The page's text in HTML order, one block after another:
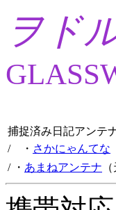
ヲド
捕捉済み日記アンテ
/ ・ さかにゃんてな
/ ・ あまねアンテナ